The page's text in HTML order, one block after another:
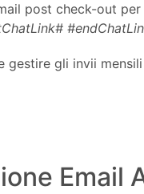
post check-out
gestire gli invii
Email